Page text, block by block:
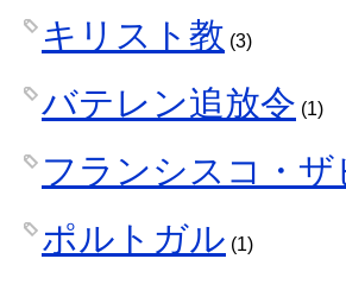
キリスト教 (3)
バテレン追放令 (1)
フランシスコ・ザ
ポルトガル (1)